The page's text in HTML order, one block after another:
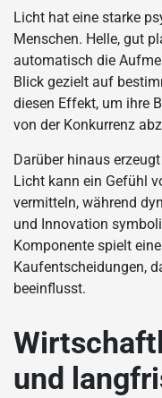
Licht hat eine starke
Menschen. Helle, gut
automatisch die
Blick gezielt auf
diesen Effekt, um ihre
von der Konkurrenz
Darüber hinaus
Licht kann ein Gefühl
vermitteln, während
und Innovation
Komponente spielt
Kaufentscheidungen,
beeinflusst.
und